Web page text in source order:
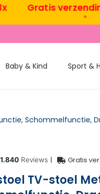
Gratis verzending NL
Baby & Kind Sport &
| Gratis
TV-stoel